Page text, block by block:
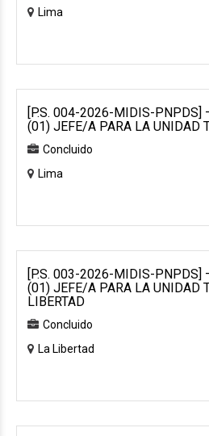
Lima
[P.S. 004-2026-MIDIS-PNPDS]
(01) JEFE/A PARA LA UNIDAD
Concluido
Lima
[P.S. 003-2026-MIDIS-PNPDS]
(01) JEFE/A PARA LA UNIDAD
LIBERTAD
Concluido
La Libertad